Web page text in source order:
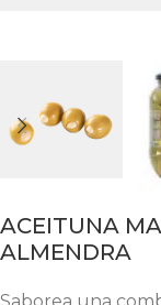
ACEITUNA
ALMENDRA
Saborea una